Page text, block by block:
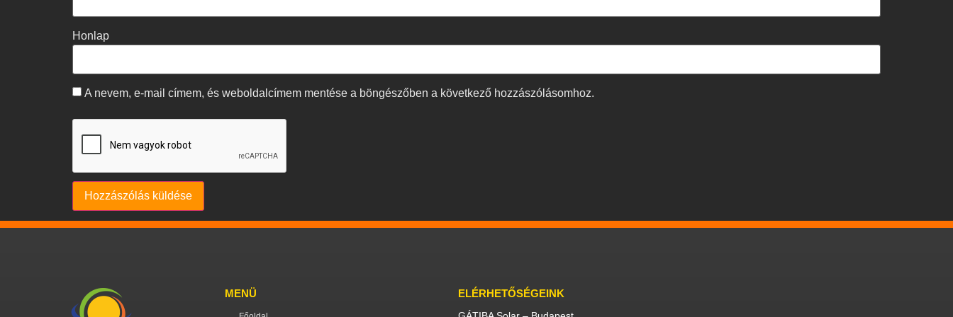
Honlap
A nevem, e-mail címem, és weboldalcímem mentése a böngészőben a következő hozzászólásomhoz.
MENÜ ELÉRHETŐSÉGEINK